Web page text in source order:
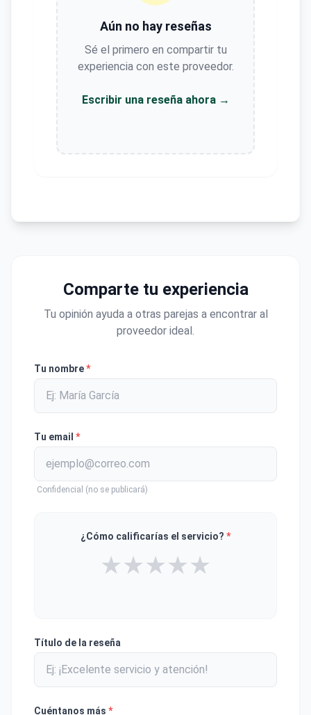
Aún no hay reseñas
Sé el primero en compartir tu
experiencia con este proveedor.
Escribir una reseña ahora →
Comparte tu experiencia
Tu opinión ayuda a otras parejas a encontrar al
proveedor ideal.
Tu nombre*
Tu email *
Confidencial (no se publicará)
¿Cómo calificarías el servicio? *
★
★
★
★
★
Título de la reseña
Cuéntanos más *